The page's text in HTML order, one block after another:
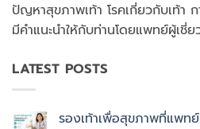
ปัญหาสุขภาพเท้า โรคเกี่ยวกับเท้า
มีคำแนะนำให้กับท่านโดยแพทย์ผู้เชี่
LATEST POSTS
รองเท้าเพื่อสุขภาพที่แพทย์